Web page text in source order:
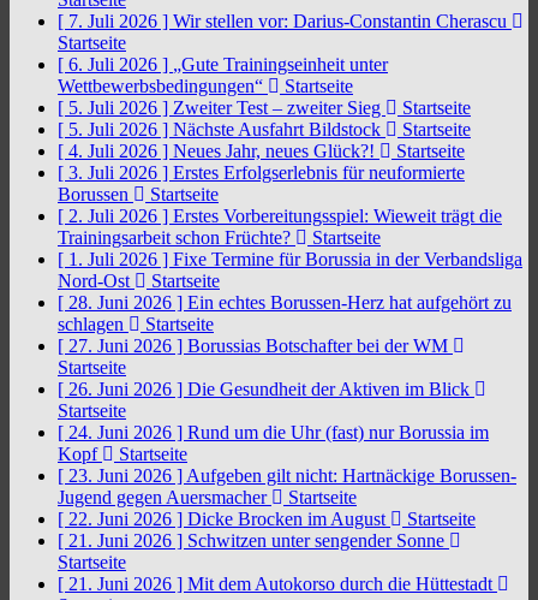
[ 7. Juli 2026 ] Wir stellen vor: Darius-Constantin Cherascu
Startseite
[ 6. Juli 2026 ] „Gute Trainingseinheit unter
Wettbewerbsbedingungen“
Startseite
[ 5. Juli 2026 ] Zweiter Test – zweiter Sieg
Startseite
[ 5. Juli 2026 ] Nächste Ausfahrt Bildstock
Startseite
[ 4. Juli 2026 ] Neues Jahr, neues Glück?!
Startseite
[ 3. Juli 2026 ] Erstes Erfolgserlebnis für neuformierte
Borussen
Startseite
[ 2. Juli 2026 ] Erstes Vorbereitungsspiel: Wieweit trägt die
Trainingsarbeit schon Früchte?
Startseite
[ 1. Juli 2026 ] Fixe Termine für Borussia in der Verbandsliga
Nord-Ost
Startseite
[ 28. Juni 2026 ] Ein echtes Borussen-Herz hat aufgehört zu
schlagen
Startseite
[ 27. Juni 2026 ] Borussias Botschafter bei der WM
Startseite
[ 26. Juni 2026 ] Die Gesundheit der Aktiven im Blick
Startseite
[ 24. Juni 2026 ] Rund um die Uhr (fast) nur Borussia im
Kopf
Startseite
[ 23. Juni 2026 ] Aufgeben gilt nicht: Hartnäckige Borussen-
Jugend gegen Auersmacher
Startseite
[ 22. Juni 2026 ] Dicke Brocken im August
Startseite
[ 21. Juni 2026 ] Schwitzen unter sengender Sonne
Startseite
[ 21. Juni 2026 ] Mit dem Autokorso durch die Hüttestadt